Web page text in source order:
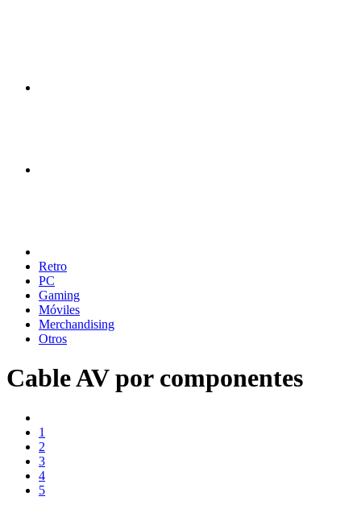
Retro
PC
Gaming
Móviles
Merchandising
Otros
Cable AV por componentes
1
2
3
4
5